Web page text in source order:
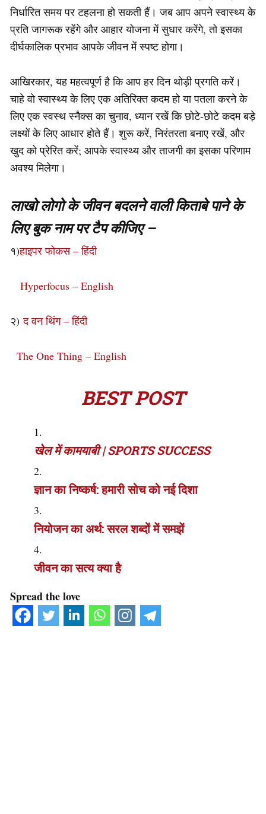
निर्धारित समय पर टहलना हो सकती हैं। जब आप अपने स्वास्थ्य के
प्रति जागरूक रहेंगे और आहार योजना में सुधार करेंगे, तो इसका
दीर्घकालिक प्रभाव आपके जीवन में स्पष्ट होगा।
आखिरकार, यह महत्वपूर्ण है कि आप हर दिन थोड़ी प्रगति करें।
चाहे वो स्वास्थ्य के लिए एक अतिरिक्त कदम हो या पतला करने के
लिए एक स्वस्थ स्नैक्स का चुनाव, ध्यान रखें कि छोटे-छोटे कदम बड़े
लक्ष्यों के लिए आधार होते हैं। शुरू करें, निरंतरता बनाए रखें, और
खुद को प्रेरित करें; आपके स्वास्थ्य और ताजगी का इसका परिणाम
अवश्य मिलेगा।
लाखो लोगो के जीवन बदलने वाली किताबे पाने के
लिए बुक नाम पर टैप कीजिए –
१)हाइपर फोकस – हिंदी
Hyperfocus – English
२)द वन थिंग – हिंदी
The One Thing – English
BEST POST
खेल में कामयाबी | SPORTS SUCCESS
ज्ञान का निष्कर्ष: हमारी सोच को नई दिशा
नियोजन का अर्थ: सरल शब्दों में समझें
जीवन का सत्य क्या है
Spread the love